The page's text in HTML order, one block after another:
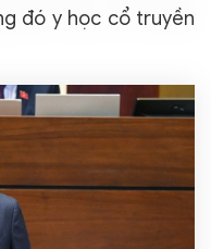
đó y học cổ truyền